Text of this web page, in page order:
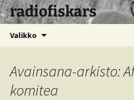
radiofiskars
Valikko
Avainsana-arkisto:
komitea